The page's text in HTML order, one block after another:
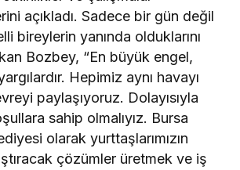
açıkladı. Sadece bir gün değil
bireylerin yanında olduklarını
Bozbey, “En büyük engel,
Hepimiz aynı havayı
paylaşıyoruz. Dolayısıyla
sahip olmalıyız. Bursa
olarak yurttaşlarımızın
çözümler üretmek ve iş